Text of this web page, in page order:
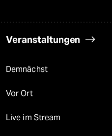
Veranstaltungen
Demnächst
Vor Ort
Live im Stream